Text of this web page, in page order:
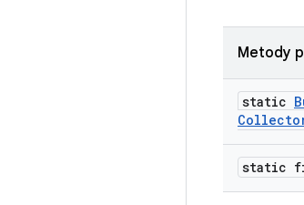
Metody
static
static